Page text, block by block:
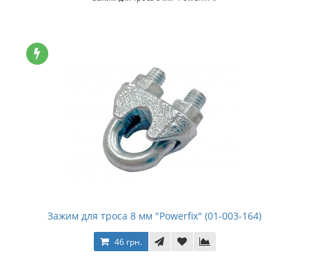
Зажим для троса 8 мм "Powerfix" (01-003-164)
46 грн.